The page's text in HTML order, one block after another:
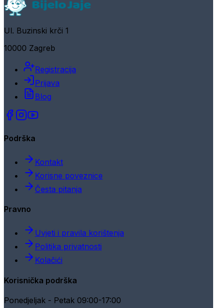
Ul. Buzinski krči 1
10000 Zagreb
Registracija
Prijava
Blog
Podrška
Kontakt
Korisne poveznice
Česta pitanja
Pravno
Uvjeti i pravila korištenja
Politika privatnosti
Kolačići
Korisnička podrška
Ponedjeljak - Petak 09:00-17:00